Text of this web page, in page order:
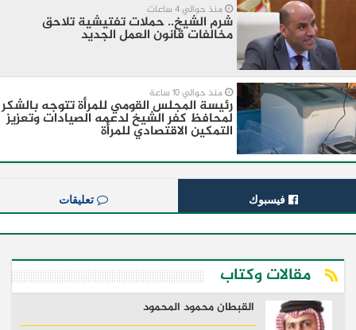
منذ حوالي 4 ساعات
شرم الشيخ.. حملات تفتيشية تلاحق
مخالفات قانون العمل الجديد
منذ حوالي 10 ساعة
رئيسة المجلس القومي للمرأة تتوجه بالشكر
لمحافظ كفر الشيخ لدعمه الصيادات وتعزيز
التمكين الاقتصادي للمرأة
فيسبوك تعليقات
مقالات وكتاب
القبطان محمود المحمود